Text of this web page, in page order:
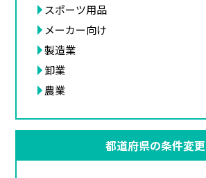
スポーツ用品
メーカー向け
製造業
卸業
農業
都道府県の条件変更